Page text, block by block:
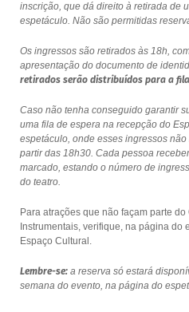
inscrição, que dá direito à retirada de
espetáculo. Não são permitidas
Os ingressos são retirados às 18h,
apresentação do documento de
retirados serão distribuídos para a fila
Caso não tenha conseguido garantir
uma fila de espera na recepção do
espetáculo, onde esses ingressos
partir das 18h30. Cada pessoa
marcado, estando o número de
do teatro.
Para atrações que não façam parte
Instrumentais, verifique, na página do
Espaço Cultural.
Lembre-se:a reserva só estará
semana do evento, na página do